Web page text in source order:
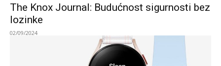
The Knox Journal: Budućnost sigurnosti bez
lozinke
02/09/2024